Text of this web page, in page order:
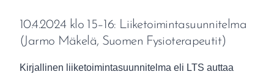
10.4.2024 klo 15–16: Liiketoimintasuunnitelma
(Jarmo Mäkelä, Suomen Fysioterapeutit)
Kirjallinen liiketoimintasuunnitelma eli LTS auttaa